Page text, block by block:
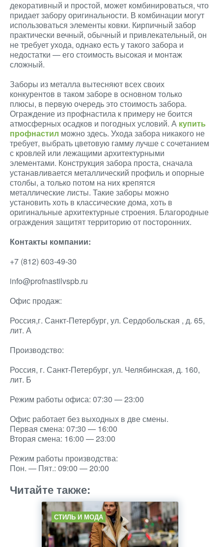
декоративный и простой, может комбинироваться, что
придает забору оригинальности. В комбинации могут
использоваться элементы ковки. Кирпичный забор
практически вечный, обычный и привлекательный, он
не требует ухода, однако есть у такого забора и
недостатки — его стоимость высокая и монтаж
сложный.
Заборы из металла вытесняют всех своих
конкурентов в таком заборе в основном только
плюсы, в первую очередь это стоимость забора.
Ограждение из профнастила к примеру не боится
атмосферных осадков и погодных условий. А купить
профнастил можно здесь. Ухода забора никакого не
требует, выбрать цветовую гамму лучше с сочетанием
с кровлей или лежащими архитектурными
элементами. Конструкция забора проста, сначала
устанавливается металлический профиль и опорные
столбы, а только потом на них крепятся
металлические листы. Такие заборы можно
установить хоть в классические дома, хоть в
оригинальные архитектурные строения. Благородные
ограждения защитят территорию от посторонних.
Контакты компании:
+7 (812) 603-49-30
info@profnastilvspb.ru
Офис продаж:
Россия,г. Санкт-Петербург, ул. Сердобольская , д. 65,
лит. А
Производство:
Россия, г. Санкт-Петербург, ул. Челябинская, д. 160,
лит. Б
Режим работы офиса: 07:30 — 23:00
Офис работает без выходных в две смены.
Первая смена: 07:30 — 16:00
Вторая смена: 16:00 — 23:00
Режим работы производства:
Пон. — Пят.: 09:00 — 20:00
Читайте также:
СТИЛЬ И МОДА